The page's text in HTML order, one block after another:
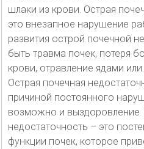
шлаки из крови. Острая
это внезапное нарушение
развития острой почечной
быть травма почек, потеря
крови, отравление ядами
Острая почечная
причиной постоянного
возможно и выздоровление.
недостаточность – это
функции почек, которое